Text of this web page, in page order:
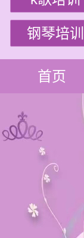
钢琴培训
首页